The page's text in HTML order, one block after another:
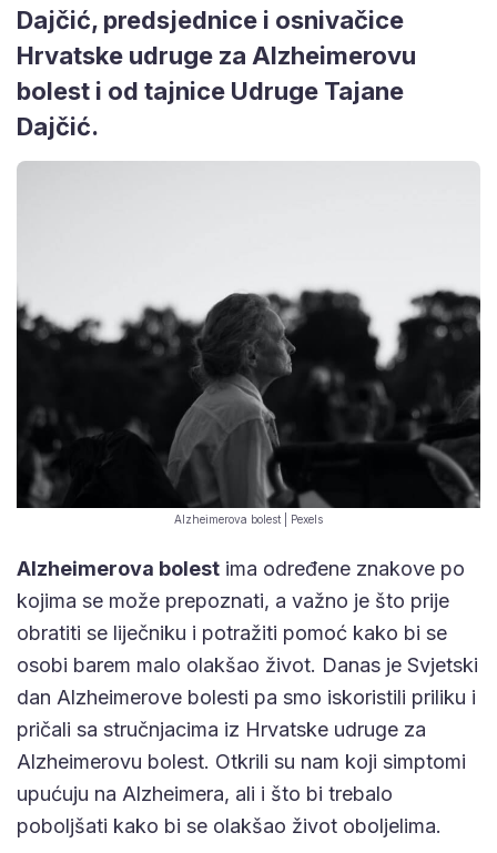
Dajčić, predsjednice i osnivačice
Hrvatske udruge za Alzheimerovu
bolest i od tajnice Udruge Tajane
Dajčić.
Alzheimerova bolest | Pexels
Alzheimerova bolest ima određene znakove po
kojima se može prepoznati, a važno je što prije
obratiti se liječniku i potražiti pomoć kako bi se
osobi barem malo olakšao život. Danas je Svjetski
dan Alzheimerove bolesti pa smo iskoristili priliku i
pričali sa stručnjacima iz Hrvatske udruge za
Alzheimerovu bolest. Otkrili su nam koji simptomi
upućuju na Alzheimera, ali i što bi trebalo
poboljšati kako bi se olakšao život oboljelima.